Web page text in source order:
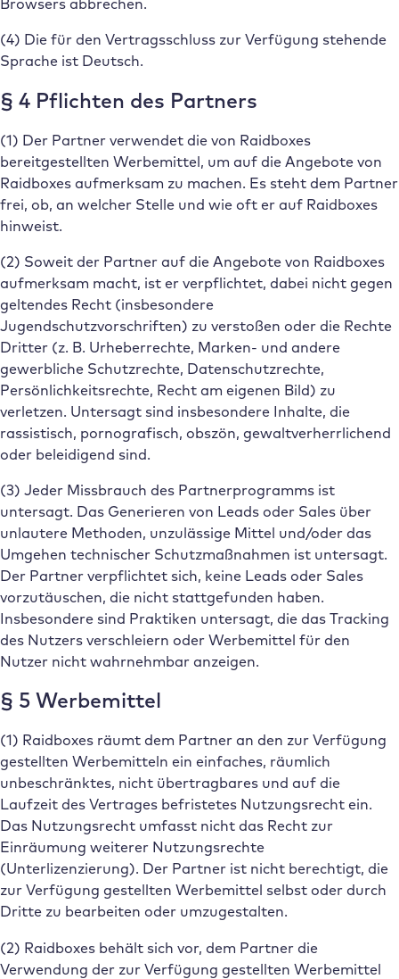
Browsers abbrechen.
(4) Die für den Vertragsschluss zur Verfügung stehende
Sprache ist Deutsch.
§ 4 Pflichten des Partners
(1) Der Partner verwendet die von Raidboxes
bereitgestellten Werbemittel, um auf die Angebote von
Raidboxes aufmerksam zu machen. Es steht dem Partner
frei, ob, an welcher Stelle und wie oft er auf Raidboxes
hinweist.
(2) Soweit der Partner auf die Angebote von Raidboxes
aufmerksam macht, ist er verpflichtet, dabei nicht gegen
geltendes Recht (insbesondere
Jugendschutzvorschriften) zu verstoßen oder die Rechte
Dritter (z. B. Urheberrechte, Marken- und andere
gewerbliche Schutzrechte, Datenschutzrechte,
Persönlichkeitsrechte, Recht am eigenen Bild) zu
verletzen. Untersagt sind insbesondere Inhalte, die
rassistisch, pornografisch, obszön, gewaltverherrlichend
oder beleidigend sind.
(3) Jeder Missbrauch des Partnerprogramms ist
untersagt. Das Generieren von Leads oder Sales über
unlautere Methoden, unzulässige Mittel und/oder das
Umgehen technischer Schutzmaßnahmen ist untersagt.
Der Partner verpflichtet sich, keine Leads oder Sales
vorzutäuschen, die nicht stattgefunden haben.
Insbesondere sind Praktiken untersagt, die das Tracking
des Nutzers verschleiern oder Werbemittel für den
Nutzer nicht wahrnehmbar anzeigen.
§ 5 Werbemittel
(1) Raidboxes räumt dem Partner an den zur Verfügung
gestellten Werbemitteln ein einfaches, räumlich
unbeschränktes, nicht übertragbares und auf die
Laufzeit des Vertrages befristetes Nutzungsrecht ein.
Das Nutzungsrecht umfasst nicht das Recht zur
Einräumung weiterer Nutzungsrechte
(Unterlizenzierung). Der Partner ist nicht berechtigt, die
zur Verfügung gestellten Werbemittel selbst oder durch
Dritte zu bearbeiten oder umzugestalten.
(2) Raidboxes behält sich vor, dem Partner die
Verwendung der zur Verfügung gestellten Werbemittel